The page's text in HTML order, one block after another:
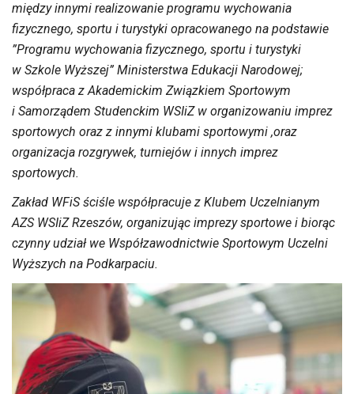
między innymi realizowanie programu wychowania
fizycznego, sportu i turystyki opracowanego na podstawie
”Programu wychowania fizycznego, sportu i turystyki
w Szkole Wyższej” Ministerstwa Edukacji Narodowej;
współpraca z Akademickim Związkiem Sportowym
i Samorządem Studenckim WSIiZ w organizowaniu imprez
sportowych oraz z innymi klubami sportowymi ,oraz
organizacja rozgrywek, turniejów i innych imprez
sportowych.
Zakład WFiS ściśle współpracuje z Klubem Uczelnianym
AZS WSIiZ Rzeszów, organizując imprezy sportowe i biorąc
czynny udział we Współzawodnictwie Sportowym Uczelni
Wyższych na Podkarpaciu.